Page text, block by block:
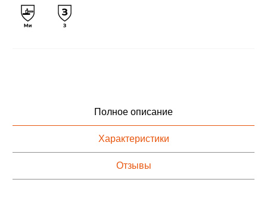
Полное описание
Характеристики
Отзывы